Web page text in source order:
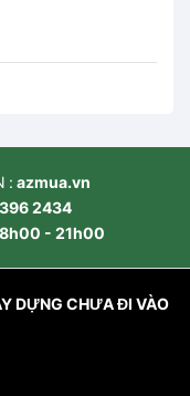
azmua.vn
2434
- 21h00
DỰNG CHƯA ĐI VÀO